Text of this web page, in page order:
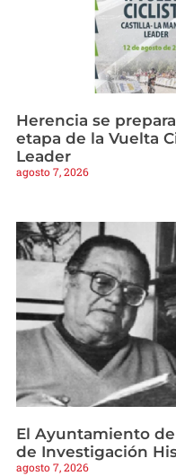
Herencia se
etapa de la Vuelta
Leader
agosto 7, 2026
El Ayuntamiento
de Investigación
agosto 7, 2026